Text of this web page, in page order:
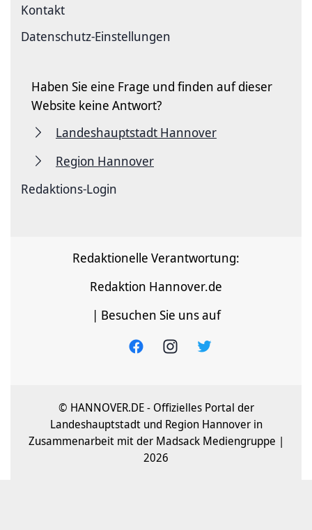
Kontakt
Datenschutz-Einstellungen
Haben Sie eine Frage und finden auf dieser
Website keine Antwort?
Landeshauptstadt Hannover
Region Hannover
Redaktions-Login
Redaktionelle Verantwortung:
Redaktion Hannover.de
| Besuchen Sie uns auf
© HANNOVER.DE - Offizielles Portal der
Landeshauptstadt und Region Hannover in
Zusammenarbeit mit der Madsack Mediengruppe |
2026